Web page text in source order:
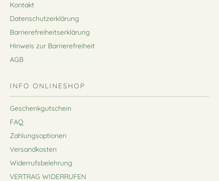
Kontakt
Datenschutzerklärung
Barrierefreiheitserklärung
Hinweis zur Barrierefreiheit
AGB
INFO ONLINESHOP
Geschenkgutschein
FAQ
Zahlungsoptionen
Versandkosten
Widerrufsbelehrung
VERTRAG WIDERRUFEN